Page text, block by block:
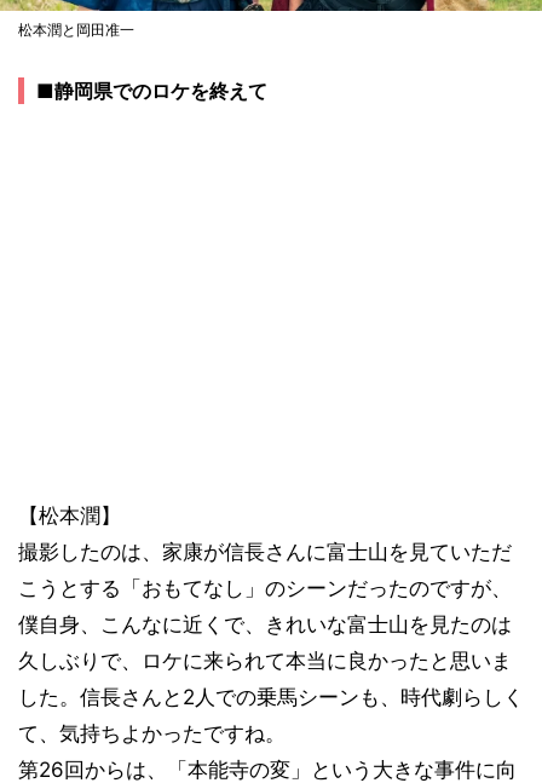
松本潤と岡田准一
■静岡県でのロケを終えて
【松本潤】
撮影したのは、家康が信長さんに富士山を見ていただ
こうとする「おもてなし」のシーンだったのですが、
僕自身、こんなに近くで、きれいな富士山を見たのは
久しぶりで、ロケに来られて本当に良かったと思いま
した。信長さんと2人での乗馬シーンも、時代劇らしく
て、気持ちよかったですね。
第26回からは、「本能寺の変」という大きな事件に向